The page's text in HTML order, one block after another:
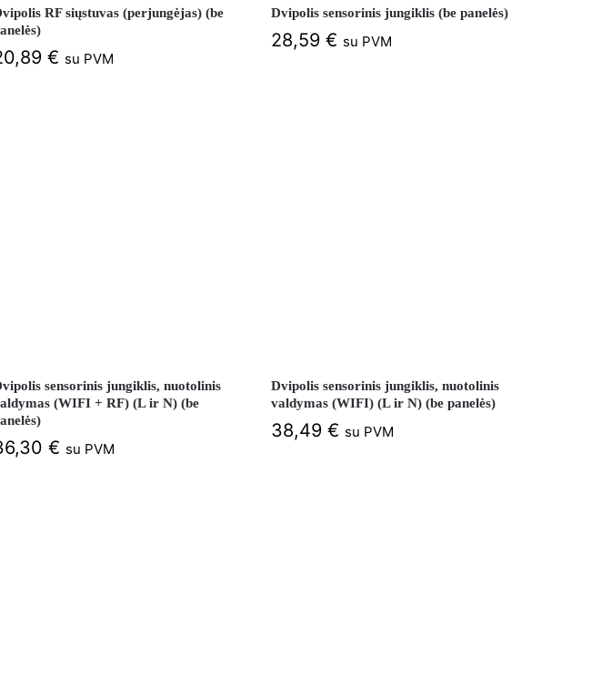
RF siųstuvas (perjungėjas) (be
€ su PVM
Dvipolis sensorinis jungiklis (be panelės)
28,59€ su PVM
sensorinis jungiklis, nuotolinis
(WIFI + RF) (L ir N) (be
€ su PVM
Dvipolis sensorinis jungiklis, nuotolinis
valdymas (WIFI) (L ir N) (be panelės)
38,49€ su PVM